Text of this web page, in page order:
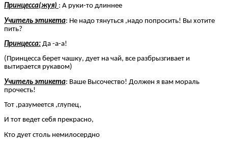
Принцесса(жуя) : А руки-то длиннее
Учитель этикета: Не надо тянуться ,надо попросить! Вы хотите
пить?
Принцесса: Да -а-а!
(Принцесса берет чашку, дует на чай, все разбрызгивает и
вытирается рукавом)
Учитель этикета: Ваше Высочество! Должен я вам мораль
прочесть!
Тот ,разумеется ,глупец,
И тот ведет себя прекрасно,
Кто дует столь немилосердно